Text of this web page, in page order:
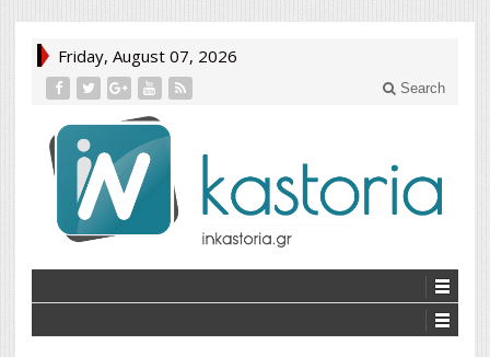
Friday, August 07, 2026
Search